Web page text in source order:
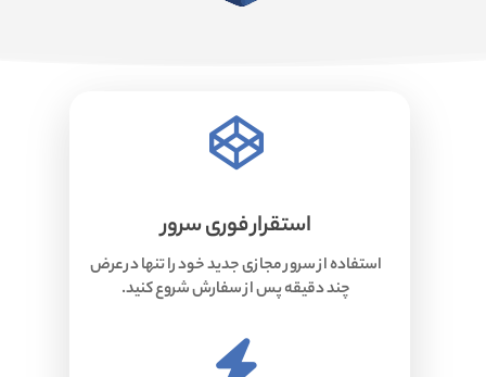
استقرار فوری سرور
استفاده از سرور مجازی جدید خود را تنها در عرض
چند دقیقه پس از سفارش شروع کنید.